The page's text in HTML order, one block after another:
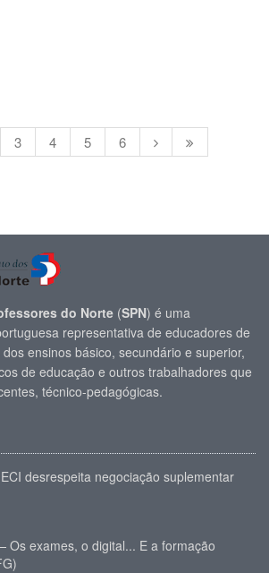
3 4 5 6
do Norte (SPN) é uma
representativa de educadores de
ensinos básico, secundário e superior,
de educação e outros trabalhadores que
técnico-pedagógicas.
desrespeita negociação suplementar
Os exames, o digital... E a formação